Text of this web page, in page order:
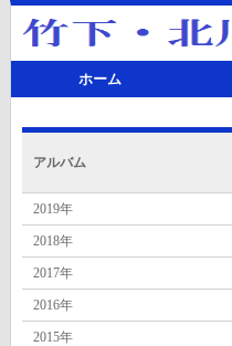
ホーム
アルバム
2019年
2018年
2017年
2016年
2015年